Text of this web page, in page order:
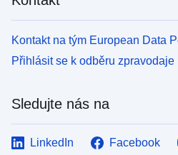
Kontakt na tým European Data
Přihlásit se k odběru zpravodaje
Sledujte nás na
LinkedIn Facebook